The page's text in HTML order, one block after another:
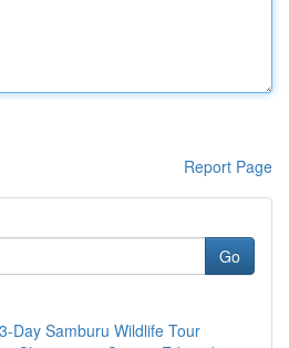
Report Page
Go
Day Samburu Wildlife Tour